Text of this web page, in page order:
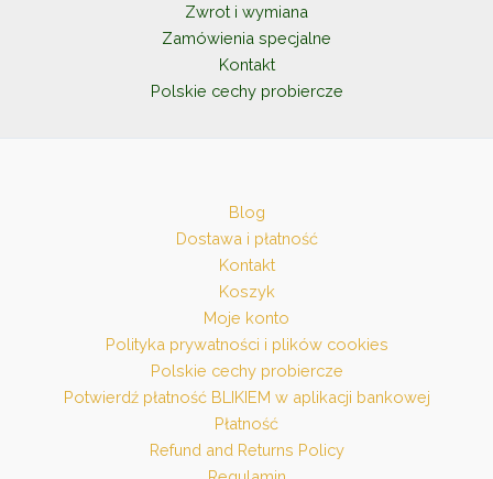
Zwrot i wymiana
Zamówienia specjalne
Kontakt
Polskie cechy probiercze
Blog
Dostawa i płatność
Kontakt
Koszyk
Moje konto
Polityka prywatności i plików cookies
Polskie cechy probiercze
Potwierdź płatność BLIKIEM w aplikacji bankowej
Płatność
Refund and Returns Policy